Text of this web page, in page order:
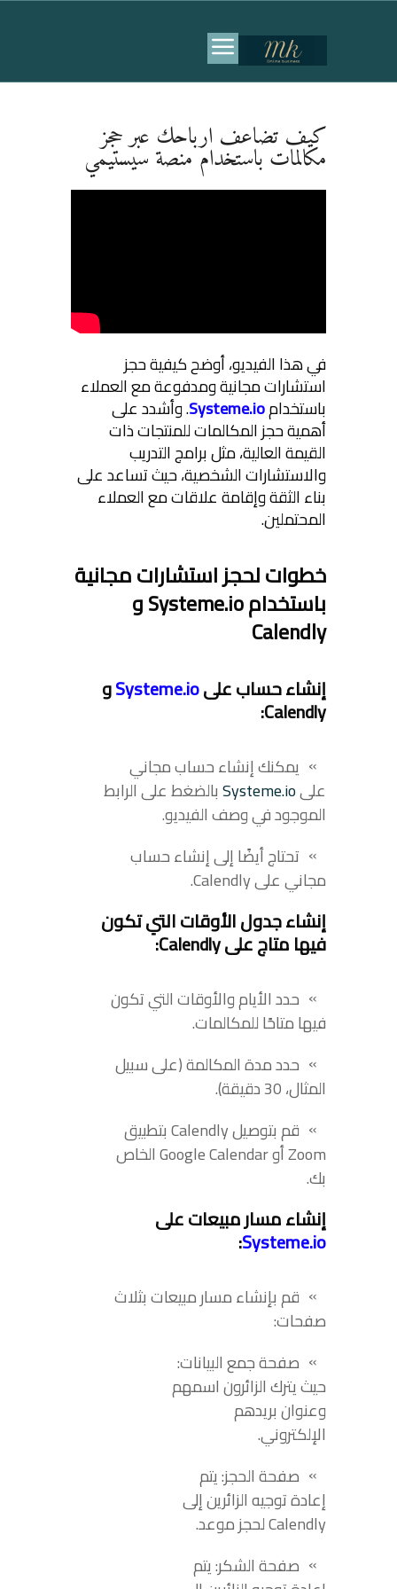
كيف تضاعف ارباحك عبر حجز
مكالمات باستخدام منصة سيستيمي
في هذا الفيديو، أوضح كيفية حجز
استشارات مجانية ومدفوعة مع العملاء
باستخدامSysteme.io. وأشدد على
أهمية حجز المكالمات للمنتجات ذات
القيمة العالية، مثل برامج التدريب
والاستشارات الشخصية، حيث تساعد على
بناء الثقة وإقامة علاقات مع العملاء
المحتملين.
خطوات لحجز استشارات مجانية
باستخدام Systeme.io و
Calendly
إنشاء حساب علىSysteme.ioو
Calendly:
يمكنك إنشاء حساب مجاني
علىSysteme.ioبالضغط على الرابط
الموجود في وصف الفيديو.
تحتاج أيضًا إلى إنشاء حساب
مجاني على Calendly.
إنشاء جدول الأوقات التي تكون
فيها متاج على Calendly:
حدد الأيام والأوقات التي تكون
فيها متاحًا للمكالمات.
حدد مدة المكالمة (على سبيل
المثال، 30 دقيقة).
قم بتوصيل Calendly بتطبيق
Zoom أو Google Calendar الخاص
بك.
إنشاء مسار مبيعات على
Systeme.io
:
قم بإنشاء مسار مبيعات بثلاث
صفحات:
صفحة جمع البيانات:
حيث يترك الزائرون اسمهم
وعنوان بريدهم
الإلكتروني.
صفحة الحجز: يتم
إعادة توجيه الزائرين إلى
Calendly لحجز موعد.
صفحة الشكر: يتم